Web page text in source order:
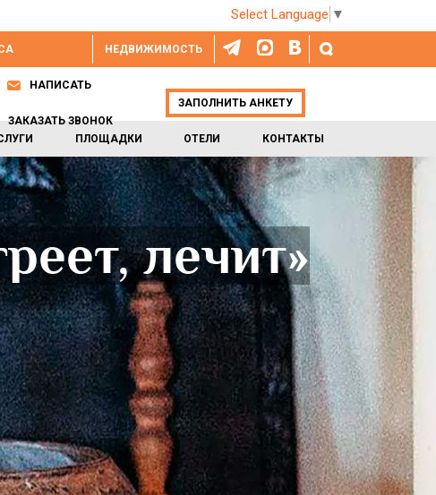
Select Language ▼
НЕДВИЖИМОСТЬ
ПЛОЩАДКИ ОТЕЛИ КОНТАКТЫ
НАПИСАТЬ
ЗАКАЗАТЬ ЗВОНОК
ЗАПОЛНИТЬ АНКЕТУ
лечит»